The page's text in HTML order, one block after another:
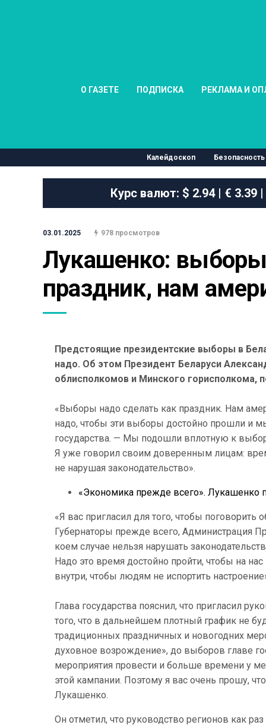
О ГАЗЕТЕ ПОДПИСКА РЕКЛАМА И
Калейдоскоп Безопасность
Курс валют: $ 2.94 | € 3.39
03.01.2025 978 просмотров
Лукашенко:
праздник, нам
Предстоящие президентские выборы в
надо. Об этом Президент Беларуси
облисполкомов и Минского горисполкома,
«Выборы надо сделать как праздник. Нам
надо, чтобы эти выборы достойно прошли и
государства. — Мы подошли вплотную к
Я уже говорил своим доверенным лицам:
не нарушая законодательство».
«Экономика прежде всего». Лукашенко
«Я вас пригласил для того, чтобы
Губернаторы прежде всего, Администрация
коем случае нельзя нарушать
Надо это время достойно пройти, чтобы на
внутри, чтобы людям не испортить
Глава государства пояснил, что пригласил
того, что в дальнейшем плотный график не
традиционных праздничных и новогодних
духовное возрождение», до выборов главе
мероприятия провести и больше времени у
этой кампании. Поэтому я вас очень прошу,
Лукашенко.
Он отметил, что руководство регионов как